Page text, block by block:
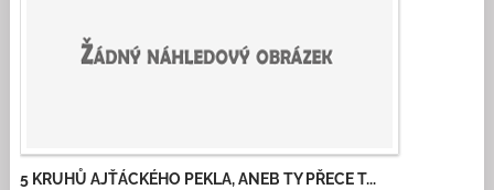
5 KRUHŮ AJŤÁCKÉHO PEKLA, ANEB TY PŘECE T...